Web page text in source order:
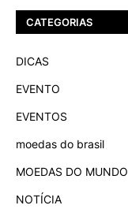
CATEGORIAS
DICAS
EVENTO
EVENTOS
moedas do brasil
MOEDAS DO MUNDO
NOTÍCIA